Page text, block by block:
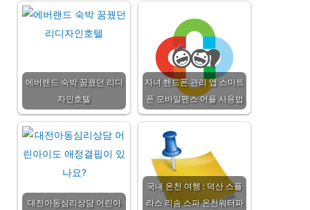
에버랜드 숙박 꿈꿨던 리디
자인호텔
자녀 핸드폰 관리 앱 스마트
폰 모바일펜스 어플 사용법
대전아동심리상담 어린아
국내 온천 여행 : 덕산 스플
라스 리솜 스파 온천워터파